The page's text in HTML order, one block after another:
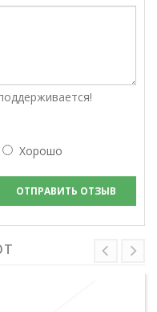
Хорошо
ОТПРАВИТЬ ОТЗЫВ